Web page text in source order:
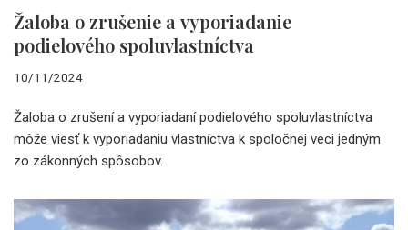
Žaloba o zrušenie a vyporiadanie
podielového spoluvlastníctva
10/11/2024
Žaloba o zrušení a vyporiadaní podielového spoluvlastníctva
môže viesť k vyporiadaniu vlastníctva k spoločnej veci jedným
zo zákonných spôsobov.